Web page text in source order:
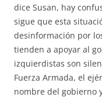
dice Susan, hay
sigue que esta
desinformación por
tienden a apoyar al
izquierdistas son
Fuerza Armada, el
nombre del gobierno